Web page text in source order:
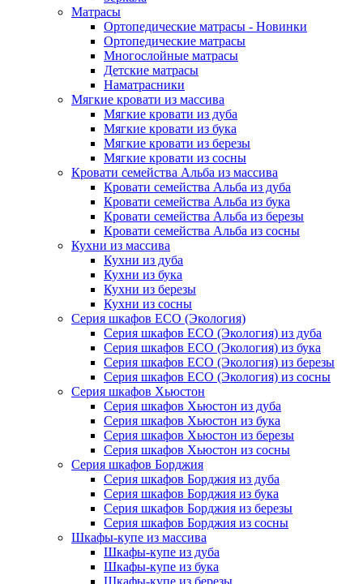
Матрасы
Ортопедические матрасы - Новинки
Ортопедические матрасы
Многослойные матрасы
Детские матрасы
Наматрасники
Мягкие кровати из массива
Мягкие кровати из дуба
Мягкие кровати из бука
Мягкие кровати из березы
Мягкие кровати из сосны
Кровати семейства Альба из массива
Кровати семейства Альба из дуба
Кровати семейства Альба из бука
Кровати семейства Альба из березы
Кровати семейства Альба из сосны
Кухни из массива
Кухни из дуба
Кухни из бука
Кухни из березы
Кухни из сосны
Серия шкафов ECO (Экология)
Серия шкафов ECO (Экология) из дуба
Серия шкафов ECO (Экология) из бука
Серия шкафов ECO (Экология) из березы
Серия шкафов ECO (Экология) из сосны
Серия шкафов Хьюстон
Серия шкафов Хьюстон из дуба
Серия шкафов Хьюстон из бука
Серия шкафов Хьюстон из березы
Серия шкафов Хьюстон из сосны
Серия шкафов Борджия
Серия шкафов Борджия из дуба
Серия шкафов Борджия из бука
Серия шкафов Борджия из березы
Серия шкафов Борджия из сосны
Шкафы-купе из массива
Шкафы-купе из дуба
Шкафы-купе из бука
Шкафы-купе из березы